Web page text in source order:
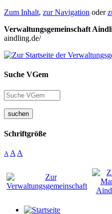
Zum Inhalt, zur Navigation oder
Verwaltungsgemeinschaft
aindling.de/
Suche VGem
suchen
Schriftgröße
A A A